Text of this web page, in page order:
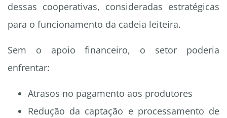
dessas cooperativas, consideradas estratégicas
para o funcionamento da cadeia leiteira.
Sem o apoio financeiro, o setor poderia
enfrentar:
Atrasos no pagamento aos produtores
Redução da captação e processamento de